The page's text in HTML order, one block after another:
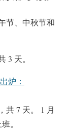
节、中秋节和
3 天。
炉：
共 7 天。 1 月
。